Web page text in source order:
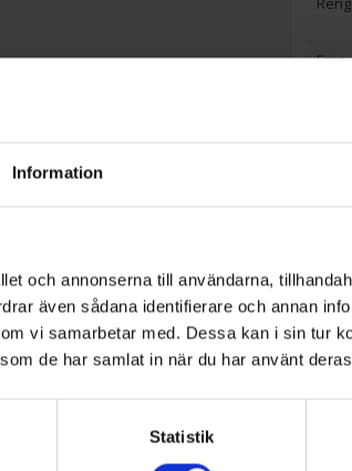
Information
och annonserna till användarna,
även sådana identifierare och annan
vi samarbetar med. Dessa kan i sin tur
de har samlat in när du har använt
Statistik
Färg:
Wi-